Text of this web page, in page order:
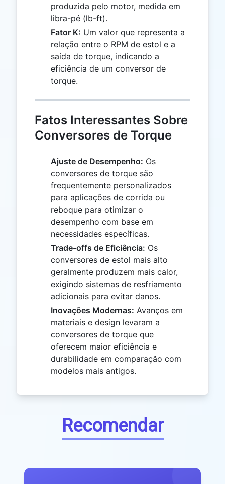
produzida pelo motor, medida em
libra-pé (lb-ft).
Fator K: Um valor que representa a
relação entre o RPM de estol e a
saída de torque, indicando a
eficiência de um conversor de
torque.
Fatos Interessantes Sobre
Conversores de Torque
Ajuste de Desempenho: Os
conversores de torque são
frequentemente personalizados
para aplicações de corrida ou
reboque para otimizar o
desempenho com base em
necessidades específicas.
Trade-offs de Eficiência: Os
conversores de estol mais alto
geralmente produzem mais calor,
exigindo sistemas de resfriamento
adicionais para evitar danos.
Inovações Modernas: Avanços em
materiais e design levaram a
conversores de torque que
oferecem maior eficiência e
durabilidade em comparação com
modelos mais antigos.
Recomendar